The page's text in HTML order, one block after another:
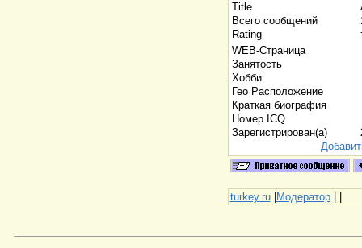
Title
Всего сообщений
Rating
WEB-Страница
Занятость
Хобби
Гео Расположение
Краткая биография
Номер ICQ
Зарегистрирован(а)
turkey.ru|Модератор| |